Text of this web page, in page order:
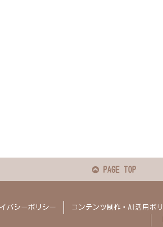
PAGE TOP
バシーポリシー コンテンツ制作・AI活用ポ